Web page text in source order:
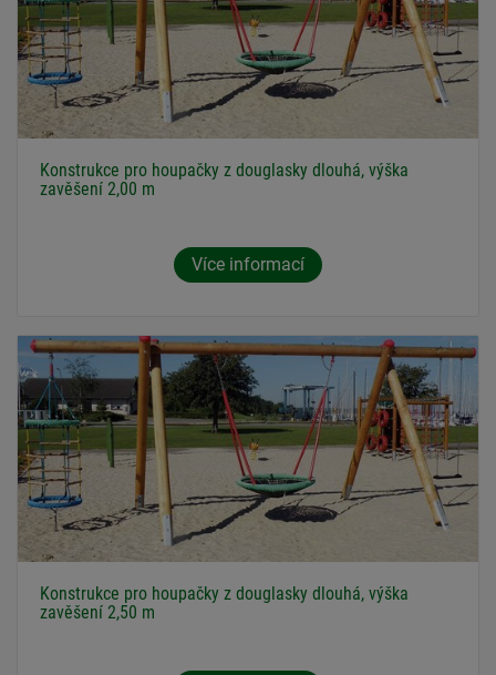
Konstrukce pro houpačky z douglasky dlouhá, výška
zavěšení 2,00 m
Více informací
Konstrukce pro houpačky z douglasky dlouhá, výška
zavěšení 2,50 m